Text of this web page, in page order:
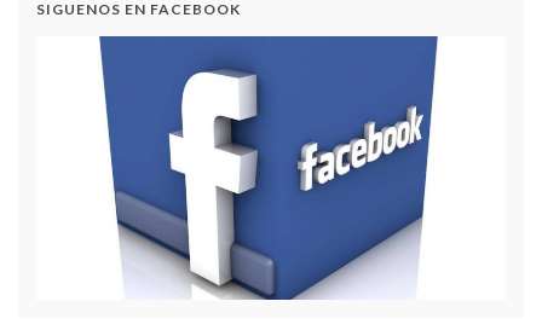
SIGUENOS EN FACEBOOK